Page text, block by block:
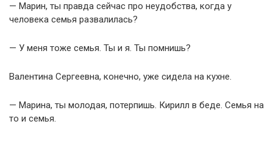
— Марин, ты правда сейчас про неудобства, когда у
человека семья развалилась?
— У меня тоже семья. Ты и я. Ты помнишь?
Валентина Сергеевна, конечно, уже сидела на кухне.
— Марина, ты молодая, потерпишь. Кирилл в беде. Семья на
то и семья.